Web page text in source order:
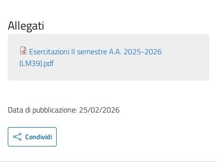
Allegati
Esercitazioni II semestre A.A. 2025-2026
(LM39).pdf
Data di pubblicazione: 25/02/2026
Condividi